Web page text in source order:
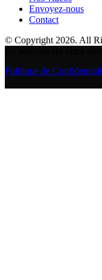
Envoyez-nous
Contact
© Copyright 2026. All
Politique de